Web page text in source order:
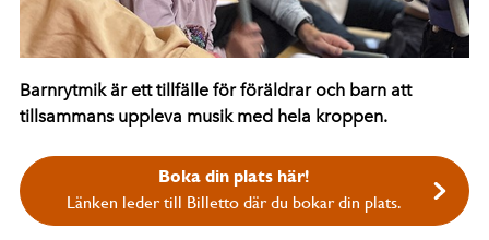
Barnrytmik är ett tillfälle för föräldrar och barn att
tillsammans uppleva musik med hela kroppen.
Boka din plats här!
Länken leder till Billetto där du bokar din plats.